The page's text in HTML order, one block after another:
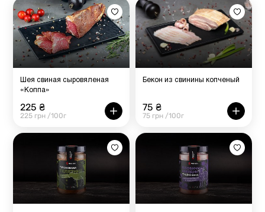
Шея свиная сыровяленая
«Коппа»
225 ₴
225 грн /100г
Бекон из свинины копченый
75 ₴
75 грн /100г